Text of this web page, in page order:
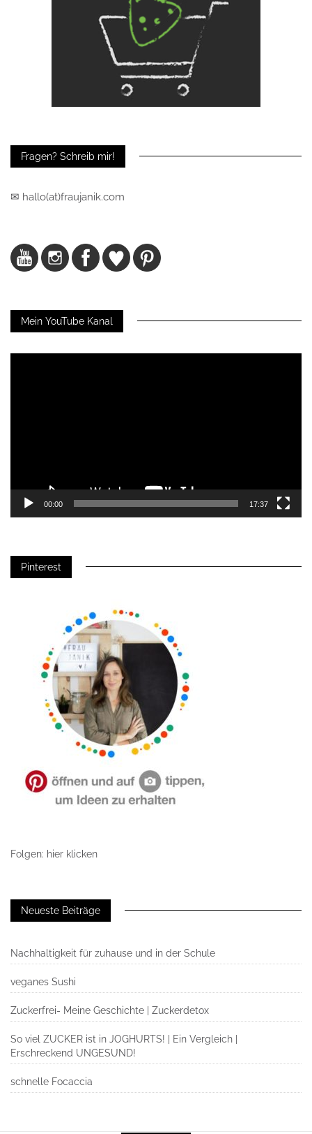
Fragen? Schreib mir!
✉ hallo(at)fraujanik.com
Mein YouTube Kanal
00:00 17:37
Pinterest
Folgen: hier klicken
Neueste Beiträge
Nachhaltigkeit für zuhause und in der Schule
veganes Sushi
Zuckerfrei- Meine Geschichte | Zuckerdetox
So viel ZUCKER ist in JOGHURTS! | Ein Vergleich |
Erschreckend UNGESUND!
schnelle Focaccia